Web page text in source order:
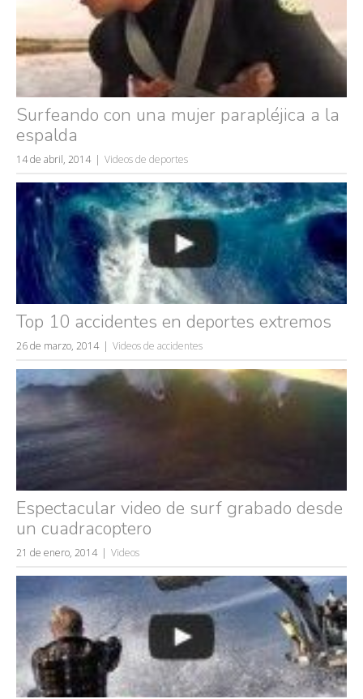
Surfeando con una mujer parapléjica a la
espalda
14 de abril, 2014 Videos de deportes
Top 10 accidentes en deportes extremos
26 de marzo, 2014 Videos de accidentes
Espectacular video de surf grabado desde
un cuadracoptero
21 de enero, 2014 Videos